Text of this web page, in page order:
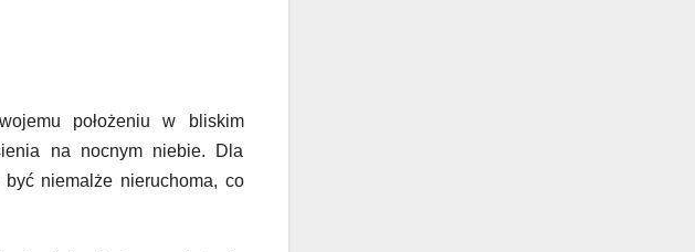
położeniu w bliskim
na nocnym niebie. Dla
niemalże nieruchoma, co